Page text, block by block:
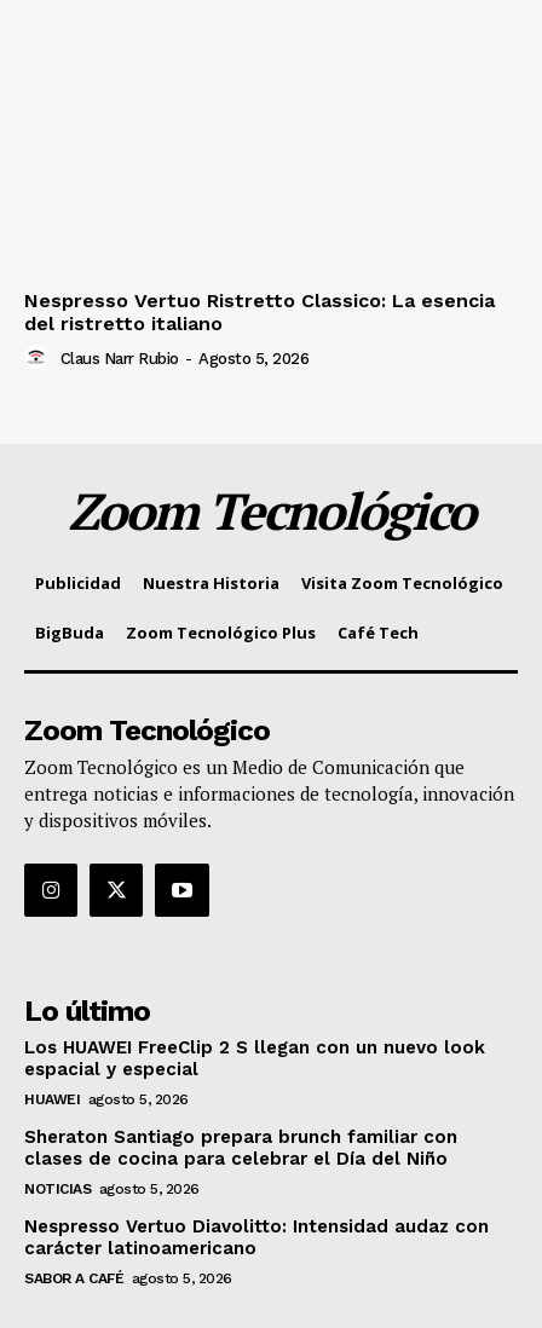
Nespresso Vertuo Ristretto Classico: La esencia
del ristretto italiano
Claus Narr Rubio - Agosto 5, 2026
Zoom Tecnológico
Publicidad Nuestra Historia Visita Zoom Tecnológico
BigBuda Zoom Tecnológico Plus Café Tech
Zoom Tecnológico
Zoom Tecnológico es un Medio de Comunicación que
entrega noticias e informaciones de tecnología, innovación
y dispositivos móviles.
Lo último
Los HUAWEI FreeClip 2 S llegan con un nuevo look
espacial y especial
HUAWEI agosto 5, 2026
Sheraton Santiago prepara brunch familiar con
clases de cocina para celebrar el Día del Niño
NOTICIAS agosto 5, 2026
Nespresso Vertuo Diavolitto: Intensidad audaz con
carácter latinoamericano
SABOR A CAFÉ agosto 5, 2026